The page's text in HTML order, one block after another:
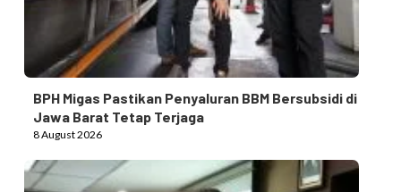
BPH Migas Pastikan Penyaluran BBM Bersubsidi di
Jawa Barat Tetap Terjaga
8 August 2026